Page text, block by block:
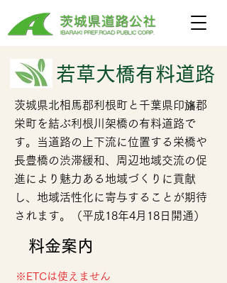
若草大橋有料道路
茨城県北相馬郡利根町と千葉県印旛郡
栄町を結ぶ利根川架橋の有料道路で
す。当道路の上下流に位置する栄橋や
長豊橋の渋滞緩和、周辺地域交流の促
進により魅力ある地域づくりに貢献
し、地域活性化に寄与することが期待
されます。（平成18年4月18日開通）
​料金案内
※ETCは使えません